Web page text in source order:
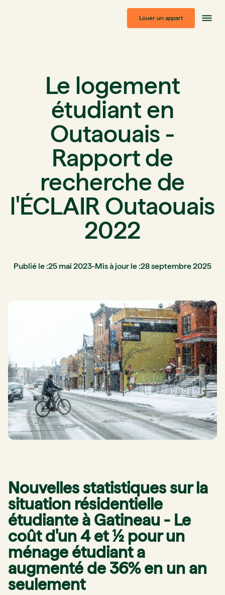
Louer un appart
Le logement
étudiant en
Outaouais -
Rapport de
recherche de
l'ÉCLAIR Outaouais
2022
Publié le :25 mai 2023-Mis à jour le :28 septembre 2025
Nouvelles statistiques sur la
situation résidentielle
étudiante à Gatineau - Le
coût d'un 4 et ½ pour un
ménage étudiant a
augmenté de 36% en un an
seulement